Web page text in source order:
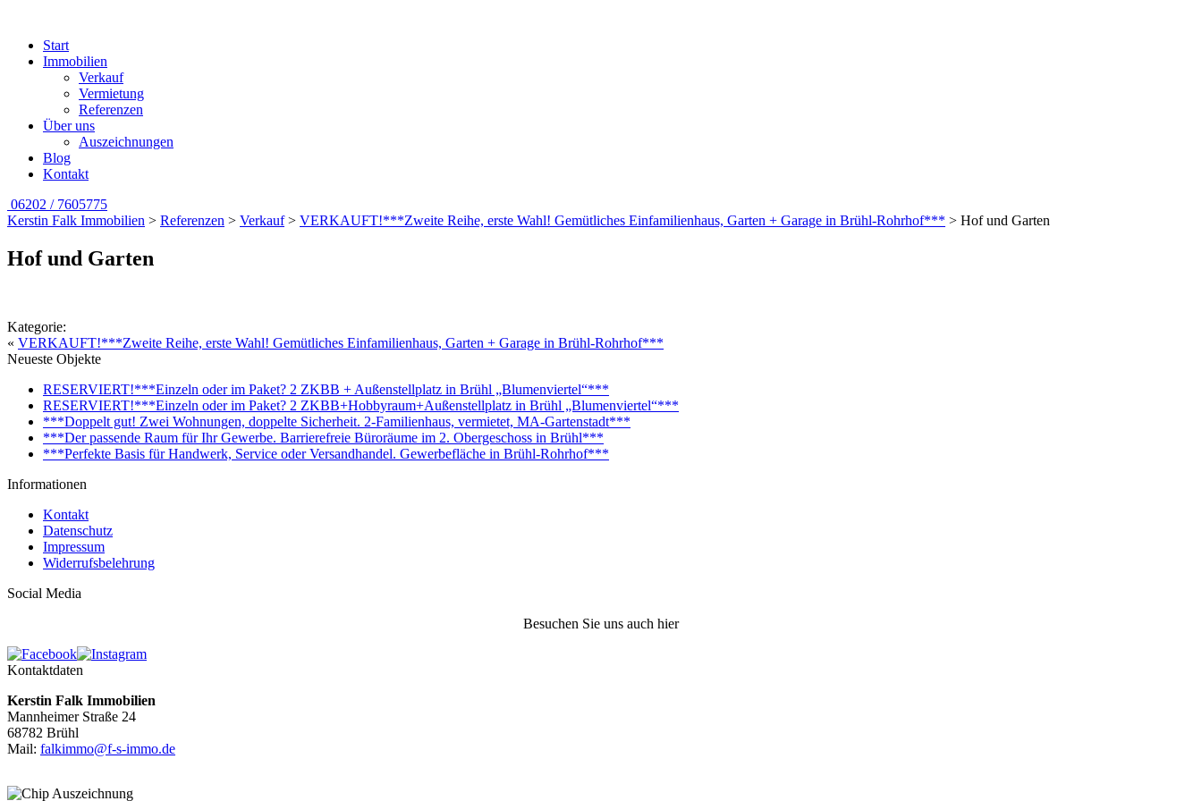
Start
Immobilien
Verkauf
Vermietung
Referenzen
Über uns
Auszeichnungen
Blog
Kontakt
06202 / 7605775
Kerstin Falk Immobilien > Referenzen > Verkauf> VERKAUFT!***Zweite Reihe, erste Wahl! Gemütliches Einfamilienhaus, Garten + Garage in Brühl-Rohrhof*** > Hof und Garten
Hof und Garten
Kategorie:
« VERKAUFT!***Zweite Reihe, erste Wahl! Gemütliches Einfamilienhaus, Garten + Garage in Brühl-Rohrhof***
Neueste Objekte
RESERVIERT!***Einzeln oder im Paket? 2 ZKBB + Außenstellplatz in Brühl „Blumenviertel“***
RESERVIERT!***Einzeln oder im Paket? 2 ZKBB+Hobbyraum+Außenstellplatz in Brühl „Blumenviertel“***
***Doppelt gut! Zwei Wohnungen, doppelte Sicherheit. 2-Familienhaus, vermietet, MA-Gartenstadt***
***Der passende Raum für Ihr Gewerbe. Barrierefreie Büroräume im 2. Obergeschoss in Brühl***
***Perfekte Basis für Handwerk, Service oder Versandhandel. Gewerbefläche in Brühl-Rohrhof***
Informationen
Kontakt
Datenschutz
Impressum
Widerrufsbelehrung
Social Media
Besuchen Sie uns auch hier
Kontaktdaten
Kerstin Falk Immobilien
Mannheimer Straße 24
68782 Brühl
Mail: falkimmo@f-s-immo.de